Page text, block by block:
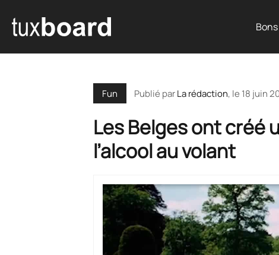
Fun Publié parLa rédaction, le 18 juin
Les Belges ont créé
l’alcool au volant